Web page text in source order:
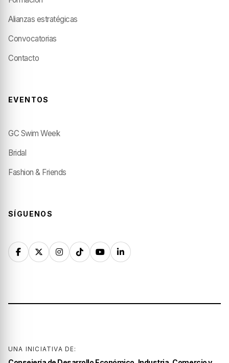
Alianzas estratégicas
Convocatorias
Contacto
EVENTOS
GC Swim Week
Bridal
Fashion & Friends
SÍGUENOS
UNA INICIATIVA DE: